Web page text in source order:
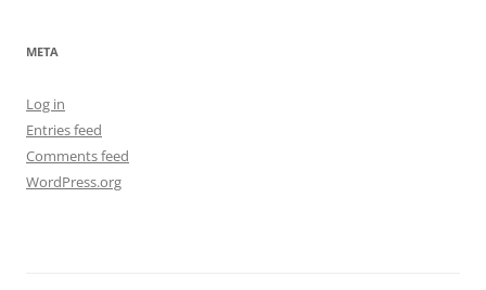
META
Log in
Entries feed
Comments feed
WordPress.org